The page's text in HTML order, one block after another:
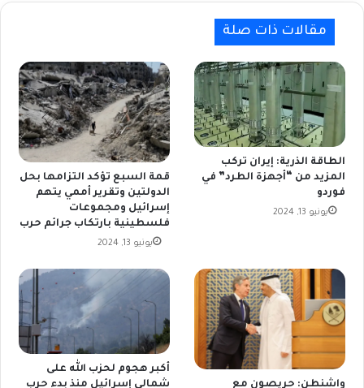
مقالات ذات صلة
الطاقة الذرية: إيران تركب
المزيد من “أجهزة الطرد” في
فوردو
يونيو 13, 2024
قمة السبع تؤكد التزامها بحل
الدولتين وتقرير أممي يتهم
إسرائيل ومجموعات
فلسطينية بارتكاب جرائم حرب
يونيو 13, 2024
واشنطن: حريصون مع
أكبر هجوم لحزب الله على
شمالي إسرائيل منذ بدء حرب